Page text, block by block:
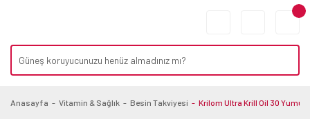
Anasayfa Vitamin & Sağlık Besin Takviyesi Krilom Ultra Krill Oil 30